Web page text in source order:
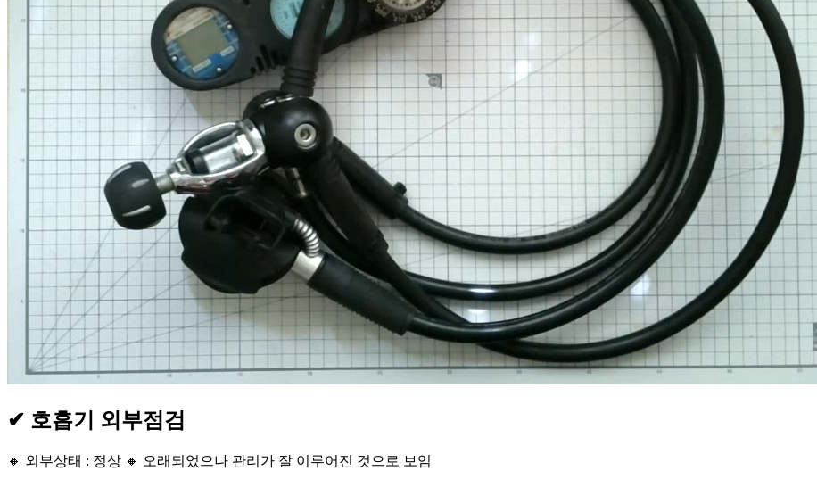
✔ 호흡기 외부점검
🔸 외부상태 : 정상 🔸 오래되었으나 관리가 잘 이루어진 것으로 보임